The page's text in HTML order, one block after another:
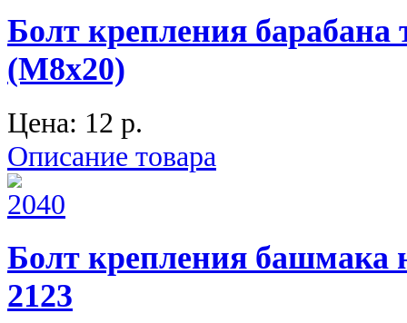
Болт крепления барабана
(М8х20)
Цена: 12 p.
Описание товара
Болт крепления башмака
2123